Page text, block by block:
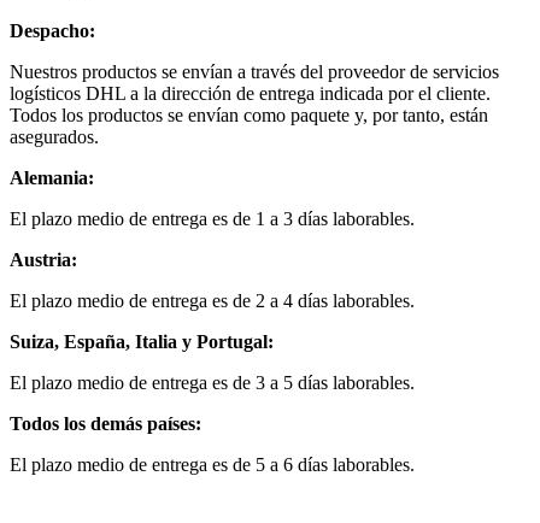
Despacho:
Nuestros productos se envían a través del proveedor de servicios
logísticos DHL a la dirección de entrega indicada por el cliente.
Todos los productos se envían como paquete y, por tanto, están
asegurados.
Alemania:
El plazo medio de entrega es de 1 a 3 días laborables.
Austria:
El plazo medio de entrega es de 2 a 4 días laborables.
Suiza, España, Italia y Portugal:
El plazo medio de entrega es de 3 a 5 días laborables.
Todos los demás países:
El plazo medio de entrega es de 5 a 6 días laborables.